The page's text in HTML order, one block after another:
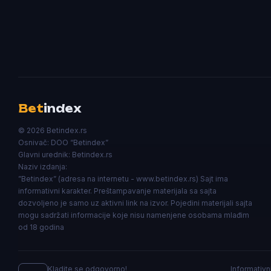
Betindex
© 2026 Betindex.rs
Osnivač: DOO “Betindex”
Glavni urednik: Betindex.rs
Naziv izdanja:
”Betindex” (adresa na internetu - www.betindex.rs) Sajt ima
informativni karakter. Preštampavanje materijala sa sajta
dozvoljeno je samo uz aktivni link na izvor. Pojedini materijali sajta
mogu sadržati informacije koje nisu namenjene osobama mlađim
od 18 godina
Kladite se odgovorno!